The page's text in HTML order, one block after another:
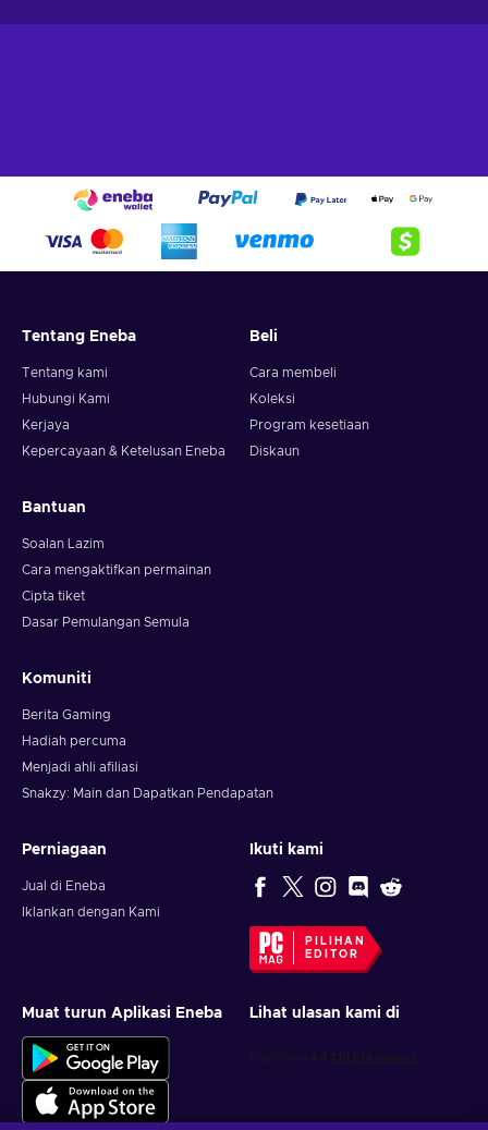
Tentang Eneba
Tentang kami
Hubungi Kami
Kerjaya
Kepercayaan & Ketelusan Eneba
Beli
Cara membeli
Koleksi
Program kesetiaan
Diskaun
Bantuan
Soalan Lazim
Cara mengaktifkan permainan
Cipta tiket
Dasar Pemulangan Semula
Komuniti
Berita Gaming
Hadiah percuma
Menjadi ahli afiliasi
Snakzy: Main dan Dapatkan Pendapatan
Perniagaan
Jual di Eneba
Iklankan dengan Kami
Ikuti kami
PILIHAN
EDITOR
Muat turun Aplikasi Eneba Lihat ulasan kami di